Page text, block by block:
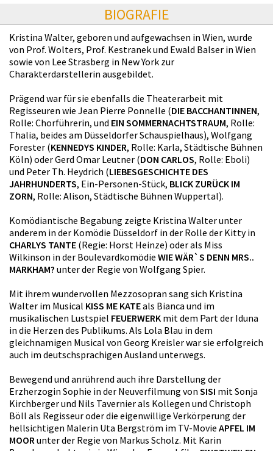
BIOGRAFIE
Kristina Walter, geboren und aufgewachsen in Wien, wurde
von Prof. Wolters, Prof. Kestranek und Ewald Balser in Wien
sowie von Lee Strasberg in New York zur
Charakterdarstellerin ausgebildet.
Prägend war für sie ebenfalls die Theaterarbeit mit
Regisseuren wie Jean Pierre Ponnelle (DIE BACCHANTINNEN,
Rolle: Chorführerin, und EIN SOMMERNACHTSTRAUM, Rolle:
Thalia, beides am Düsseldorfer Schauspielhaus), Wolfgang
Forester (KENNEDYS KINDER, Rolle: Karla, Städtische Bühnen
Köln) oder Gerd Omar Leutner (DON CARLOS, Rolle: Eboli)
und Peter Th. Heydrich (LIEBESGESCHICHTE DES
JAHRHUNDERTS, Ein-Personen-Stück, BLICK ZURÜCK IM
ZORN, Rolle: Alison, Städtische Bühnen Wuppertal).
Komödiantische Begabung zeigte Kristina Walter unter
anderem in der Komödie Düsseldorf in der Rolle der Kitty in
CHARLYS TANTE (Regie: Horst Heinze) oder als Miss
Wilkinson in der Boulevardkomödie WIE WÄR`S DENN MRS..
MARKHAM? unter der Regie von Wolfgang Spier.
Mit ihrem wundervollen Mezzosopran sang sich Kristina
Walter im Musical KISS ME KATEals Bianca und im
musikalischen Lustspiel FEUERWERK mit dem Part der Iduna
in die Herzen des Publikums. Als Lola Blau in dem
gleichnamigen Musical von Georg Kreisler war sie erfolgreich
auch im deutschsprachigen Ausland unterwegs.
Bewegend und anrührend auch ihre Darstellung der
Erzherzogin Sophie in der Neuverfilmung von SISI mit Sonja
Kirchberger und Nils Tavernier als Kollegen und Christoph
Böll als Regisseur oder die eigenwillige Verkörperung der
hellsichtigen Malerin Uta Bergström im TV-Movie APFEL IM
MOORunter der Regie von Markus Scholz. Mit Karin